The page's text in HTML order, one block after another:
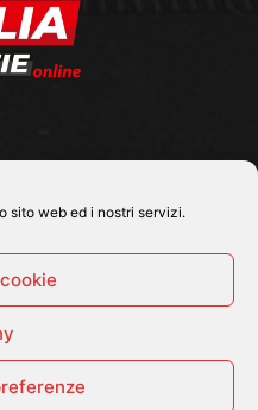
sito web ed i nostri servizi.
SU
.online |